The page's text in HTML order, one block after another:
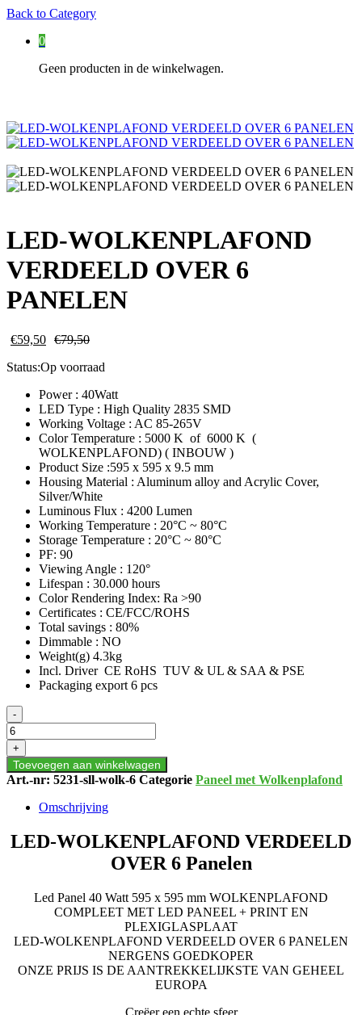
Back to Category
0
Geen producten in de winkelwagen.
LED-WOLKENPLAFOND
VERDEELD OVER 6
PANELEN
€59,50 €79,50
Status:Op voorraad
Power : 40Watt
LED Type : High Quality 2835 SMD
Working Voltage : AC 85-265V
Color Temperature : 5000 K of 6000 K (
WOLKENPLAFOND) ( INBOUW )
Product Size :595 x 595 x 9.5 mm
Housing Material : Aluminum alloy and Acrylic Cover,
Silver/White
Luminous Flux : 4200 Lumen
Working Temperature : 20°C ~ 80°C
Storage Temperature : 20°C ~ 80°C
PF: 90
Viewing Angle : 120°
Lifespan : 30.000 hours
Color Rendering Index: Ra >90
Certificates : CE/FCC/ROHS
Total savings : 80%
Dimmable : NO
Weight(g) 4.3kg
Incl. Driver CE RoHS TUV & UL & SAA & PSE
Packaging export 6 pcs
LED-
WOLKENPLAFOND
VERDEELD
OVER
6
PANELEN
-
+
Toevoegen aan winkelwagen
Art.-nr: 5231-sll-wolk-6 Categorie Paneel met Wolkenplafond
Omschrijving
LED-WOLKENPLAFOND VERDEELD
OVER 6 Panelen
Led Panel 40 Watt 595 x 595 mm WOLKENPLAFOND
COMPLEET MET LED PANEEL + PRINT EN
PLEXIGLASPLAAT
LED-WOLKENPLAFOND VERDEELD OVER 6 PANELEN
NERGENS GOEDKOPER
ONZE PRIJS IS DE AANTREKKELIJKSTE VAN GEHEEL
EUROPA
Creëer een echte sfeer